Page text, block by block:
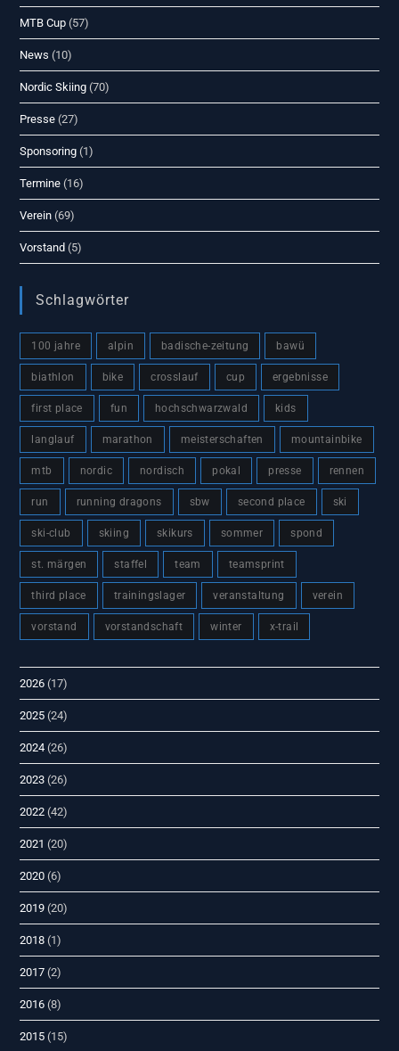
MTB Cup (57)
News (10)
Nordic Skiing (70)
Presse (27)
Sponsoring (1)
Termine (16)
Verein (69)
Vorstand (5)
Schlagwörter
100 jahre alpin badische-zeitung bawü
biathlon bike crosslauf cup ergebnisse
first place fun hochschwarzwald kids
langlauf marathon meisterschaften mountainbike
mtb nordic nordisch pokal presse rennen
run running dragons sbw second place ski
ski-club skiing skikurs sommer spond
st. märgen staffel team teamsprint
third place trainingslager veranstaltung verein
vorstand vorstandschaft winter x-trail
2026 (17)
2025 (24)
2024 (26)
2023 (26)
2022 (42)
2021 (20)
2020 (6)
2019 (20)
2018 (1)
2017 (2)
2016 (8)
2015 (15)